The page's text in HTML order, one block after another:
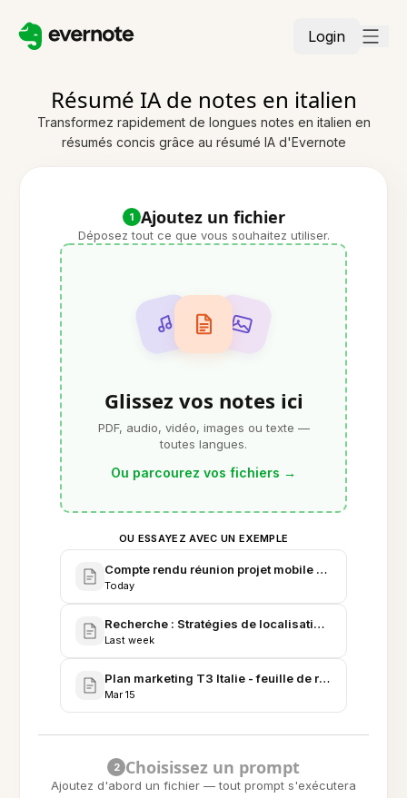
Login
Résumé IA de notes en italien
Transformez rapidement de longues notes en italien en
résumés concis grâce au résumé IA d'Evernote
1 Ajoutez un fichier
Déposez tout ce que vous souhaitez utiliser.
Glissez vos notes ici
PDF, audio, vidéo, images ou texte —
toutes langues.
Ou parcourez vos fichiers →
OU ESSAYEZ AVEC UN EXEMPLE
Compte rendu réunion projet mobile - sprint 7
Today
Recherche : Stratégies de localisation pour l'Italie
Last week
Plan marketing T3 Italie - feuille de route et
Mar 15
2 Choisissez un prompt
Ajoutez d'abord un fichier — tout prompt s'exécutera